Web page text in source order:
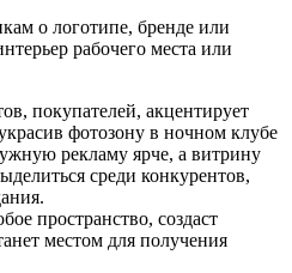
о логотипе, бренде или
рабочего места или
покупателей, акцентирует
фотозону в ночном клубе
рекламу ярче, а витрину
среди конкурентов,
пространство, создаст
местом для получения